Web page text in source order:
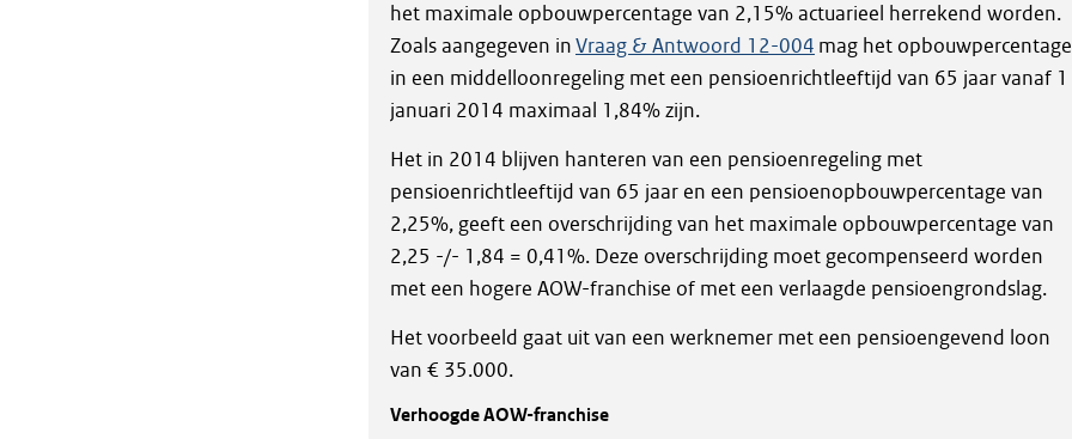
het maximale opbouwpercentage van 2,15% actuarieel herrekend worden.
Zoals aangegeven inVraag & Antwoord 12-004 mag het opbouwpercentage
in een middelloonregeling met een pensioenrichtleeftijd van 65 jaar vanaf 1
januari 2014 maximaal 1,84% zijn.
Het in 2014 blijven hanteren van een pensioenregeling met
pensioenrichtleeftijd van 65 jaar en een pensioenopbouwpercentage van
2,25%, geeft een overschrijding van het maximale opbouwpercentage van
2,25 -/- 1,84 = 0,41%. Deze overschrijding moet gecompenseerd worden
met een hogere AOW-franchise of met een verlaagde pensioengrondslag.
Het voorbeeld gaat uit van een werknemer met een pensioengevend loon
van € 35.000.
Verhoogde AOW-franchise